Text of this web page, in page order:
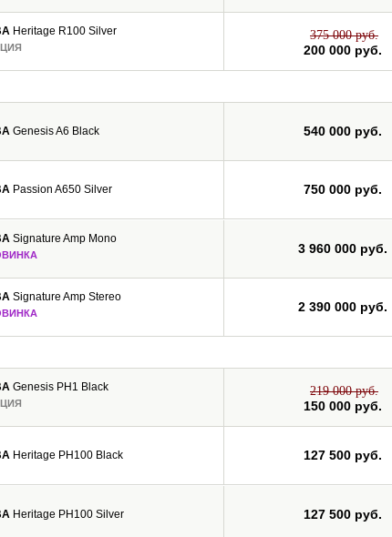
Heritage R100 Silver 375 000 руб.
200 000 руб.
Genesis A6 Black 540 000 руб.
Passion A650 Silver 750 000 руб.
Signature Amp Mono
3 960 000 руб.
Signature Amp Stereo
2 390 000 руб.
Genesis PH1 Black 219 000 руб.
150 000 руб.
Heritage PH100 Black 127 500 руб.
Heritage PH100 Silver 127 500 руб.